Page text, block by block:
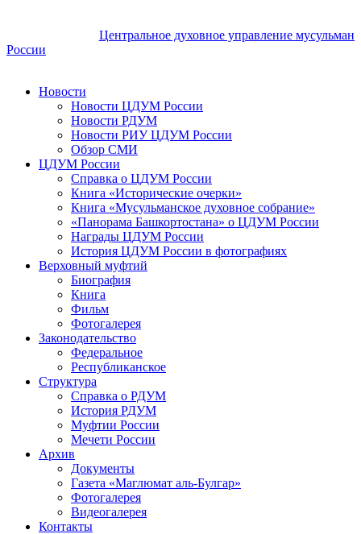
Центральное духовное управление мусульман
России
Новости
Новости ЦДУМ России
Новости РДУМ
Новости РИУ ЦДУМ России
Обзор СМИ
ЦДУМ России
Справка о ЦДУМ России
Книга «Исторические очерки»
Книга «Мусульманское духовное собрание»
«Панорама Башкортостана» о ЦДУМ России
Награды ЦДУМ России
История ЦДУМ России в фотографиях
Верховный муфтий
Биография
Книга
Фильм
Фотогалерея
Законодательство
Федеральное
Республиканское
Структура
Справка о РДУМ
История РДУМ
Муфтии России
Мечети России
Архив
Документы
Газета «Маглюмат аль-Булгар»
Фотогалерея
Видеогалерея
Контакты